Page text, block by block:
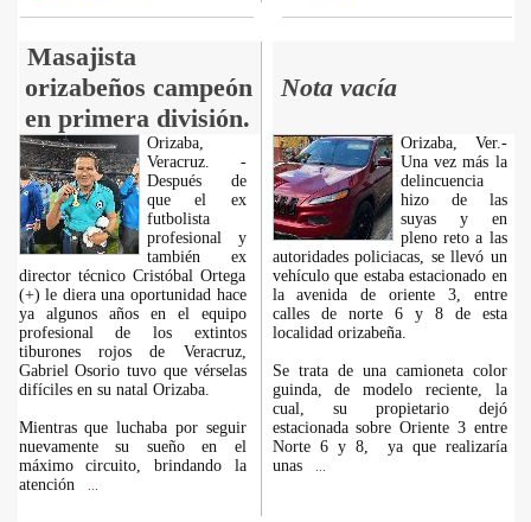
Masajista
orizabeños campeón
en primera división.
Nota vacía
Orizaba,
Veracruz. -
Después de
que el ex
futbolista
profesional y
también ex
director técnico Cristóbal Ortega
(+) le diera una oportunidad hace
ya algunos años en el equipo
profesional de los extintos
tiburones rojos de Veracruz,
Gabriel Osorio tuvo que vérselas
difíciles en su natal Orizaba.
Mientras que luchaba por seguir
nuevamente su sueño en el
máximo circuito, brindando la
atención
Orizaba, Ver.-
Una vez más la
delincuencia
hizo de las
suyas y en
pleno reto a las
autoridades policiacas, se llevó un
vehículo que estaba estacionado en
la avenida de oriente 3, entre
calles de norte 6 y 8 de esta
localidad orizabeña.
Se trata de una camioneta color
guinda, de modelo reciente, la
cual, su propietario dejó
estacionada sobre Oriente 3 entre
Norte 6 y 8, ya que realizaría
unas